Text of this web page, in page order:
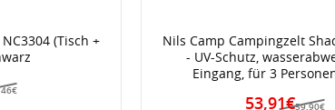
(Tisch +
Nils Camp Campingzelt
- UV-Schutz,
Eingang, für 3
59,90€
53,91€